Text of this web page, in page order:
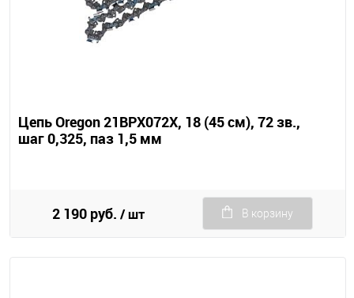
Цепь Oregon 21BPX072X, 18 (45 см), 72 зв.,
шаг 0,325, паз 1,5 мм
2 190 руб. / шт В корзину